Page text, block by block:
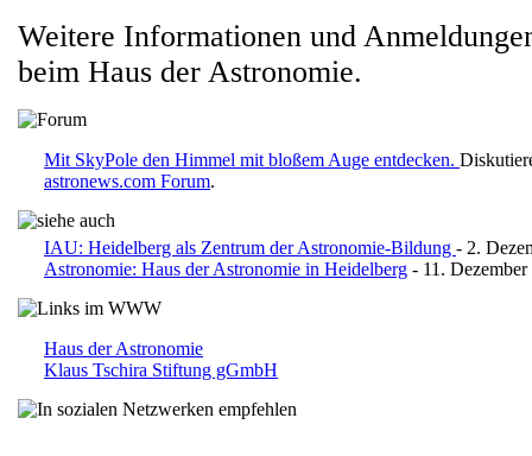
Weitere Informationen und
beim Haus der Astronomie.
Mit SkyPole den Himmel mit bloßem Auge entdecken.
astronews.com Forum.
IAU: Heidelberg als Zentrum der Astronomie-Bildung - 2.
Astronomie: Haus der Astronomie in Heidelberg - 11. Dezember
Haus der Astronomie
Klaus Tschira Stiftung gGmbH